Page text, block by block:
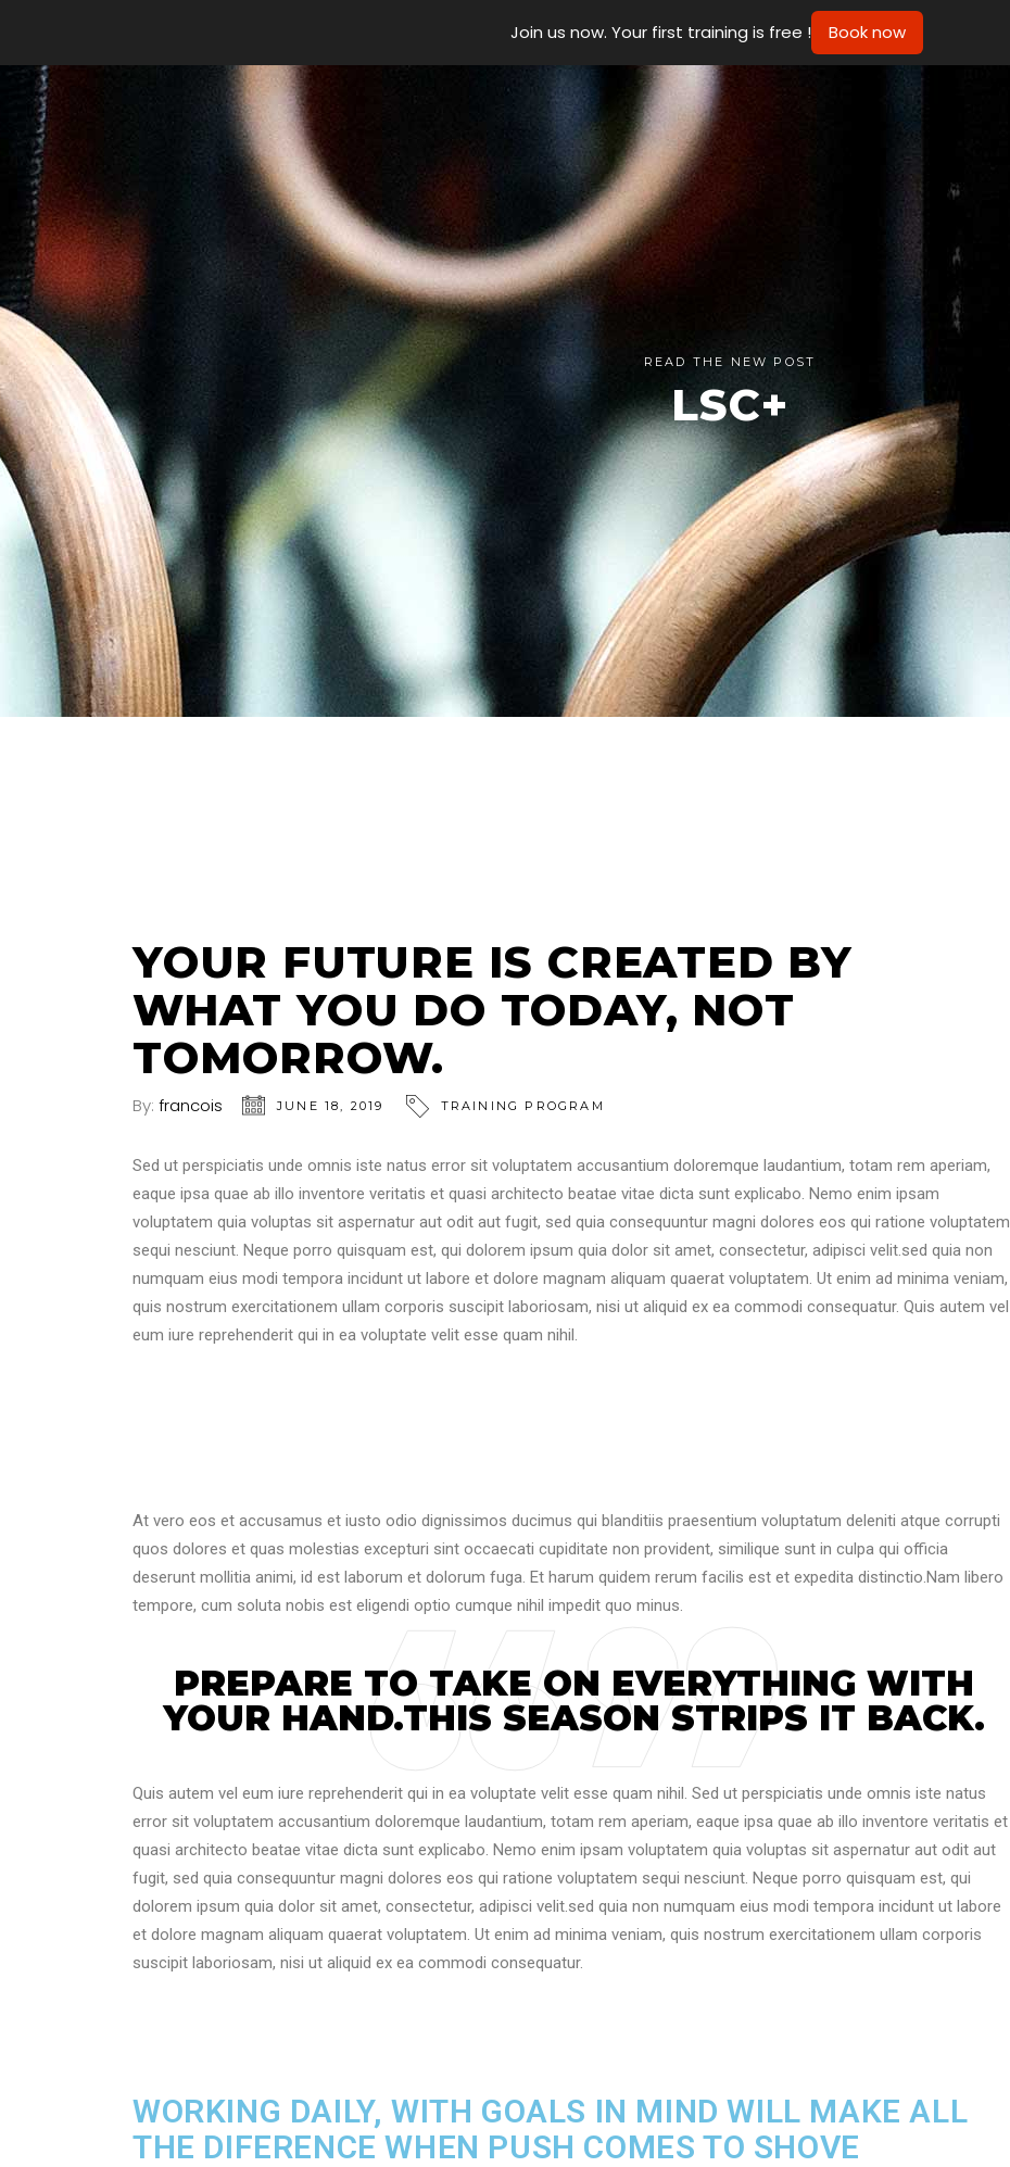
READ THE NEW POST
LSC+
YOUR FUTURE IS CREATED BY
WHAT YOU DO TODAY, NOT
TOMORROW.
By: francois JUNE 18, 2019 TRAINING PROGRAM
Sed ut perspiciatis unde omnis iste natus error sit voluptatem accusantium doloremque laudantium, totam rem aperiam,
eaque ipsa quae ab illo inventore veritatis et quasi architecto beatae vitae dicta sunt explicabo. Nemo enim ipsam
voluptatem quia voluptas sit aspernatur aut odit aut fugit, sed quia consequuntur magni dolores eos qui ratione voluptatem
sequi nesciunt. Neque porro quisquam est, qui dolorem ipsum quia dolor sit amet, consectetur, adipisci velit.sed quia non
numquam eius modi tempora incidunt ut labore et dolore magnam aliquam quaerat voluptatem. Ut enim ad minima veniam,
quis nostrum exercitationem ullam corporis suscipit laboriosam, nisi ut aliquid ex ea commodi consequatur. Quis autem vel
eum iure reprehenderit qui in ea voluptate velit esse quam nihil.
At vero eos et accusamus et iusto odio dignissimos ducimus qui blanditiis praesentium voluptatum deleniti atque corrupti
quos dolores et quas molestias excepturi sint occaecati cupiditate non provident, similique sunt in culpa qui officia
deserunt mollitia animi, id est laborum et dolorum fuga. Et harum quidem rerum facilis est et expedita distinctio.Nam libero
tempore, cum soluta nobis est eligendi optio cumque nihil impedit quo minus.
PREPARE TO TAKE ON EVERYTHING WITH
YOUR HAND.THIS SEASON STRIPS IT BACK.
Quis autem vel eum iure reprehenderit qui in ea voluptate velit esse quam nihil. Sed ut perspiciatis unde omnis iste natus
error sit voluptatem accusantium doloremque laudantium, totam rem aperiam, eaque ipsa quae ab illo inventore veritatis et
quasi architecto beatae vitae dicta sunt explicabo. Nemo enim ipsam voluptatem quia voluptas sit aspernatur aut odit aut
fugit, sed quia consequuntur magni dolores eos qui ratione voluptatem sequi nesciunt. Neque porro quisquam est, qui
dolorem ipsum quia dolor sit amet, consectetur, adipisci velit.sed quia non numquam eius modi tempora incidunt ut labore
et dolore magnam aliquam quaerat voluptatem. Ut enim ad minima veniam, quis nostrum exercitationem ullam corporis
suscipit laboriosam, nisi ut aliquid ex ea commodi consequatur.
WORKING DAILY, WITH GOALS IN MIND WILL MAKE ALL
THE DIFERENCE WHEN PUSH COMES TO SHOVE
Join us now. Your first training is free ! Book now